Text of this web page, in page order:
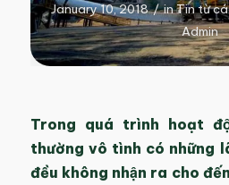
January 10, 2018 / inTin từ
Admin
Trong quá trình hoạt
thường vô tình có những
đều không nhận ra cho